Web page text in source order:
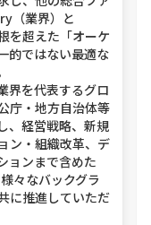
（業界）と
を超えた「オーケ
的ではない最適な
界を代表するグロ
庁・地方自治体等
、経営戦略、新規
ン・組織改革、デ
ョンまで含めた
々なバックグラ
に推進していただ